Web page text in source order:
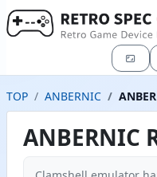
TOP ANBERNIC
ANBERNIC